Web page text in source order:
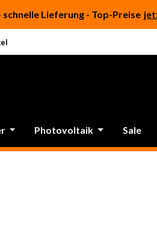
schnelle Lieferung - Top-Preise
Photovoltaik Sale